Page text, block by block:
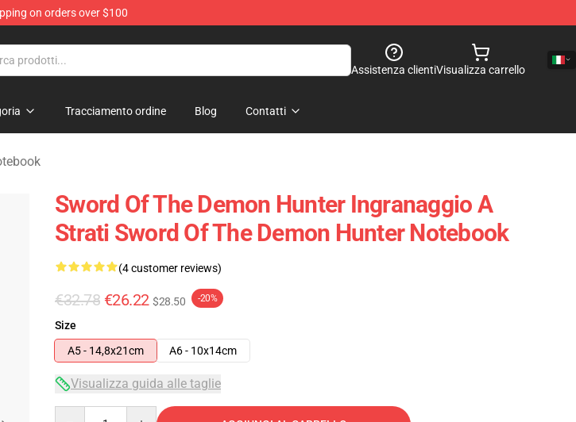
on orders over $100
Store
Assistenza clientiVisualizza carrello
Tracciamento ordine Blog Contatti
Sword Of The Demon Hunter Ingranaggio A
Strati Sword Of The Demon Hunter Notebook
(4 customer reviews)
€32.78 €26.22 $28.50 -20%
Size
A5 - 14,8x21cm
A6 - 10x14cm
Visualizza guida alle taglie